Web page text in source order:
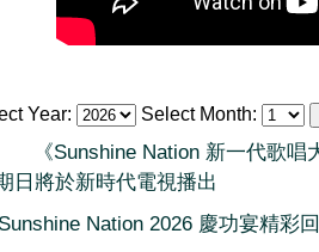
Year: Select Month:
《Sunshine Nation 新一代歌唱
日將於新時代電視播出
Sunshine Nation 2026 慶功宴精彩